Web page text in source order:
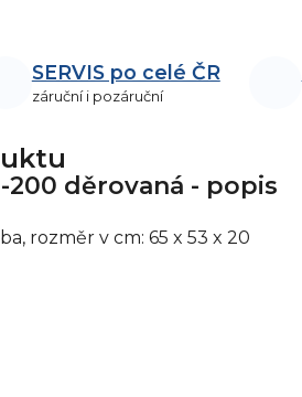
SERVIS po celé ČR
záruční i pozáruční
200 děrovaná - popis
rozměr v cm: 65 x 53 x 20